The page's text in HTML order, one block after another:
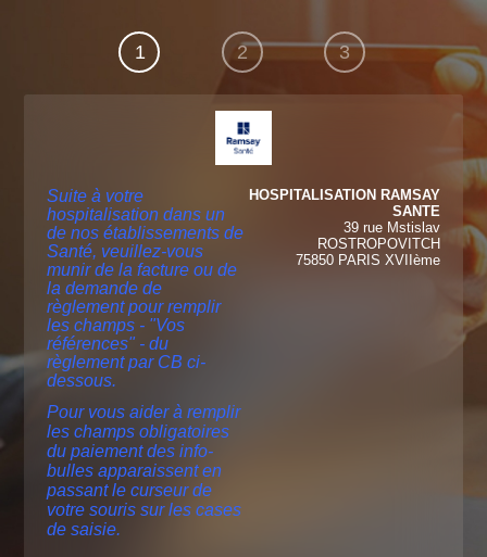
1 2 3
Suite à votre
hospitalisation dans un
de nos établissements de
Santé, veuillez-vous
munir de la facture ou de
la demande de
règlement pour remplir
les champs - "Vos
références" - du
règlement par CB ci-
dessous.
Pour vous aider à remplir
les champs obligatoires
du paiement des info-
bulles apparaissent en
passant le curseur de
votre souris sur les cases
de saisie.
HOSPITALISATION RAMSAY
SANTE
39 rue Mstislav
ROSTROPOVITCH
75850 PARIS XVIIème